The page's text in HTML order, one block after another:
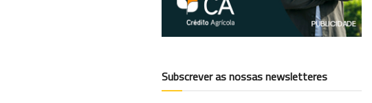
Subscrever as nossas newsletteres